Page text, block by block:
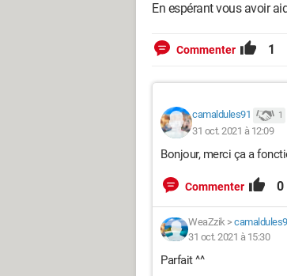
En espérant vous avoir
Commenter 1
camaldules91 1
31 oct. 2021 à 12:09
Bonjour, merci ça a
Commenter 0
WeaZzik>
31 oct. 2021 à 15:30
Parfait ^^